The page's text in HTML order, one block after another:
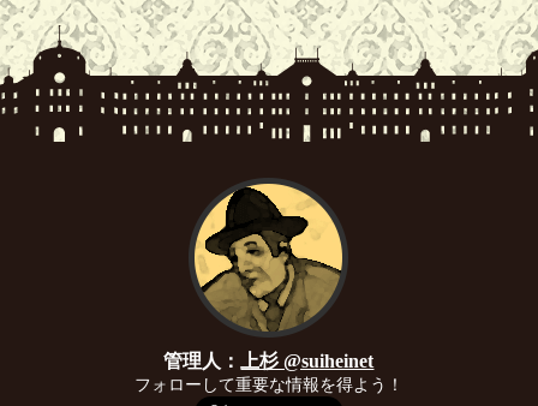
管理人：上杉 @suiheinet
フォローして重要な情報を得よう！